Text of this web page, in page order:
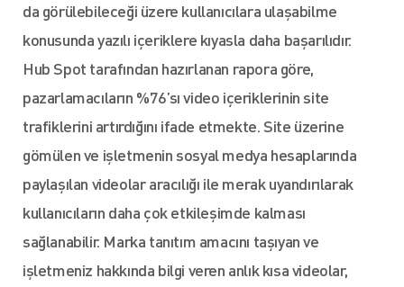
da görülebileceği üzere kullanıcılara ulaşabilme
konusunda yazılı içeriklere kıyasla daha başarılıdır.
Hub Spot tarafından hazırlanan rapora göre,
pazarlamacıların %76’sı video içeriklerinin site
trafiklerini artırdığını ifade etmekte. Site üzerine
gömülen ve işletmenin sosyal medya hesaplarında
paylaşılan videolar aracılığı ile merak uyandırılarak
kullanıcıların daha çok etkileşimde kalması
sağlanabilir. Marka tanıtım amacını taşıyan ve
işletmeniz hakkında bilgi veren anlık kısa videolar,